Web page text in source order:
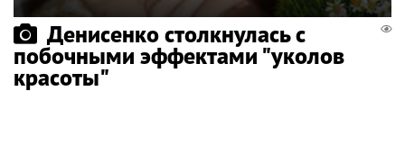
Денисенко столкнулась с
побочными эффектами "уколов
красоты"